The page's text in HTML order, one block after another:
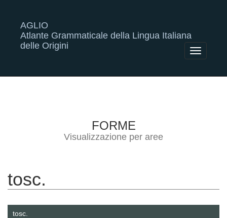
AGLIO
Atlante Grammaticale della Lingua Italiana
delle Origini
Toggle
FORME
Visualizzazione per aree
tosc.
tosc.